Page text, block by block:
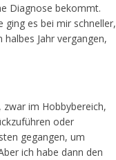
Diagnose bekommt.
ging es bei mir schneller,
Jahr vergangen,
im Hobbybereich,
oder
gegangen, um
ich habe dann den